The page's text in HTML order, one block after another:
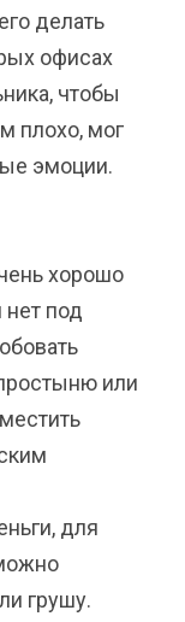
делать
офисах
чтобы
плохо, мог
эмоции.
хорошо
под
или
для
грушу.